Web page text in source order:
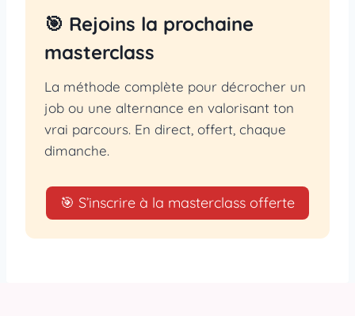
🎯 Rejoins la prochaine
masterclass
La méthode complète pour décrocher un
job ou une alternance en valorisant ton
vrai parcours. En direct, offert, chaque
dimanche.
🎯 S’inscrire à la masterclass offerte